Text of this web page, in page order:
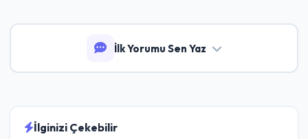
İlk Yorumu Sen Yaz
İlginizi Çekebilir